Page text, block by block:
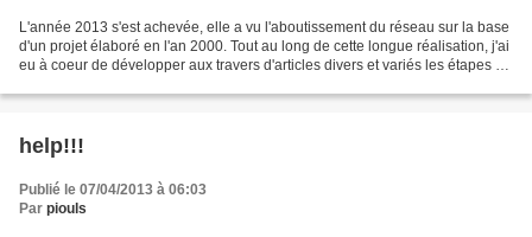
L'année 2013 s'est achevée, elle a vu l'aboutissement du réseau sur la base
d'un projet élaboré en l'an 2000. Tout au long de cette longue réalisation, j'ai
eu à coeur de développer aux travers d'articles divers et variés les étapes de
help!!!
Publié le 07/04/2013 à 06:03
Par piouls